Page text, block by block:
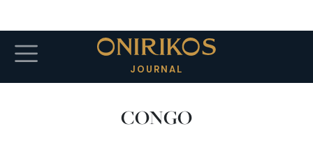
JOURNAL
CONGO